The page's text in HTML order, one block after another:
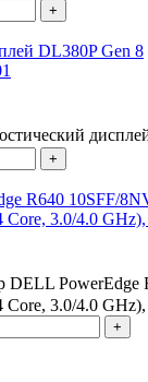
+
DL380P Gen 8
+
R640 10SFF/
3.0/4.0
DELL PowerEdge
3.0/4.0
+